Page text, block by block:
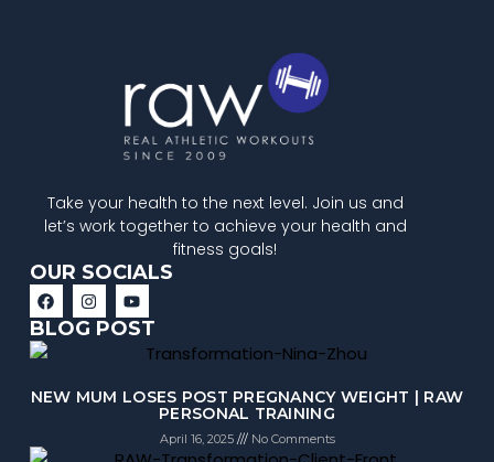
Take your health to the next level. Join us and
let’s work together to achieve your health and
fitness goals!
OUR SOCIALS
BLOG POST
NEW MUM LOSES POST PREGNANCY WEIGHT | RAW
PERSONAL TRAINING
April 16, 2025 No Comments